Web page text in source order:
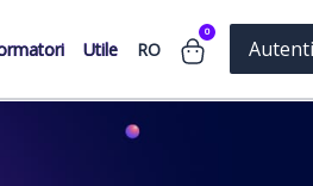
Utile RO
0